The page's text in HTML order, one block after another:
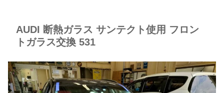
AUDI 断熱ガラス サンテクト使用 フロン
トガラス交換 531